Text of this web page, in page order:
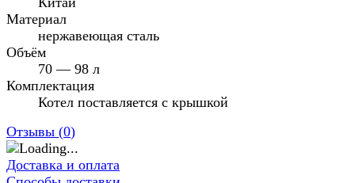
Материал
нержавеющая сталь
Объём
70 — 98 л
Комплектация
Котел поставляется с крышкой
Отзывы (0)
Доставка и оплата